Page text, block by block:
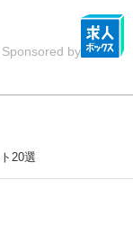
Sponsored by
20選